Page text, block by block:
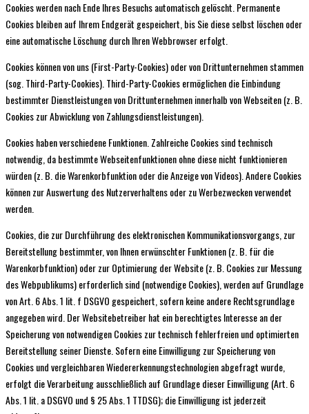
Cookies werden nach Ende Ihres Besuchs automatisch gelöscht. Permanente
Cookies bleiben auf Ihrem Endgerät gespeichert, bis Sie diese selbst löschen oder
eine automatische Löschung durch Ihren Webbrowser erfolgt.
Cookies können von uns (First-Party-Cookies) oder von Drittunternehmen stammen
(sog. Third-Party-Cookies). Third-Party-Cookies ermöglichen die Einbindung
bestimmter Dienstleistungen von Drittunternehmen innerhalb von Webseiten (z. B.
Cookies zur Abwicklung von Zahlungsdienstleistungen).
Cookies haben verschiedene Funktionen. Zahlreiche Cookies sind technisch
notwendig, da bestimmte Webseitenfunktionen ohne diese nicht funktionieren
würden (z. B. die Warenkorbfunktion oder die Anzeige von Videos). Andere Cookies
können zur Auswertung des Nutzerverhaltens oder zu Werbezwecken verwendet
werden.
Cookies, die zur Durchführung des elektronischen Kommunikationsvorgangs, zur
Bereitstellung bestimmter, von Ihnen erwünschter Funktionen (z. B. für die
Warenkorbfunktion) oder zur Optimierung der Website (z. B. Cookies zur Messung
des Webpublikums) erforderlich sind (notwendige Cookies), werden auf Grundlage
von Art. 6 Abs. 1 lit. f DSGVO gespeichert, sofern keine andere Rechtsgrundlage
angegeben wird. Der Websitebetreiber hat ein berechtigtes Interesse an der
Speicherung von notwendigen Cookies zur technisch fehlerfreien und optimierten
Bereitstellung seiner Dienste. Sofern eine Einwilligung zur Speicherung von
Cookies und vergleichbaren Wiedererkennungstechnologien abgefragt wurde,
erfolgt die Verarbeitung ausschließlich auf Grundlage dieser Einwilligung (Art. 6
Abs. 1 lit. a DSGVO und § 25 Abs. 1 TTDSG); die Einwilligung ist jederzeit